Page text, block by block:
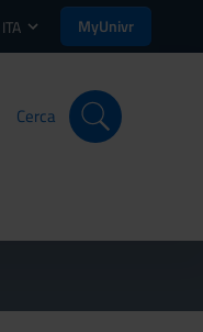
ITA MyUnivr
Cerca